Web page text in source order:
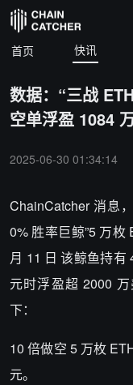
首页 快讯
数据：“三战
空单浮盈 1084
2025-06-30 01:34:14
ChainCatcher 消息，
0% 胜率巨鲸”5 万
月 11 日 该鲸鱼持有
元时浮盈超 2000
下：
10 倍做空 5 万枚
元。